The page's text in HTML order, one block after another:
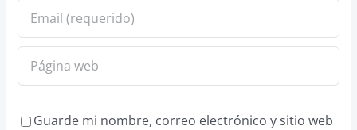
Guarde mi nombre, correo electrónico y sitio web